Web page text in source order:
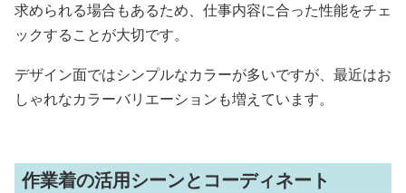
求められる場合もあるため、仕事内容に合った性能をチェ
ックすることが大切です。
デザイン面ではシンプルなカラーが多いですが、最近はお
しゃれなカラーバリエーションも増えています。
作業着の活用シーンとコーディネート